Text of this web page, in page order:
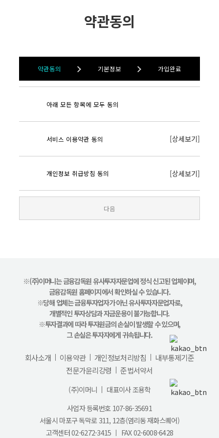
약관동의
약관동의 기본정보 가입완료
아래 모든 항목에 모두 동의
서비스 이용약관 동의 [상세보기]
개인정보 취급방침 동의 [상세보기]
다음
※(주)이머니는 금융감독원 유사투자자문업에 정식 신고된 업체이며,
금융감독원 홈페이지에서 확인하실 수 있습니다.
※당해 업체는 금융투자업자가 아닌 유사투자자문업자로,
개별적인 투자상담과 자금운용이 불가능합니다.
※투자결과에 따라 투자원금의 손실이 발생할 수 있으며,
그 손실은 투자자에게 귀속됩니다.
회사소개 이용약관 개인정보처리방침
내부통제기준
전문가윤리강령
준법서약서
(주)이머니
대표이사 조용학
사업자 등록번호 107-86-35691
서울시 마포구 독막로 311, 12층(염리동 재화스퀘어)
고객센터02-6272-3415 FAX 02-6008-6428